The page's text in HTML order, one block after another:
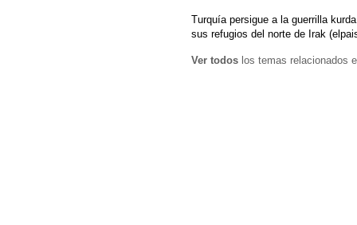
Turquía persigue a la guerrilla
sus refugios del norte de Irak
Ver todos los temas relacionados